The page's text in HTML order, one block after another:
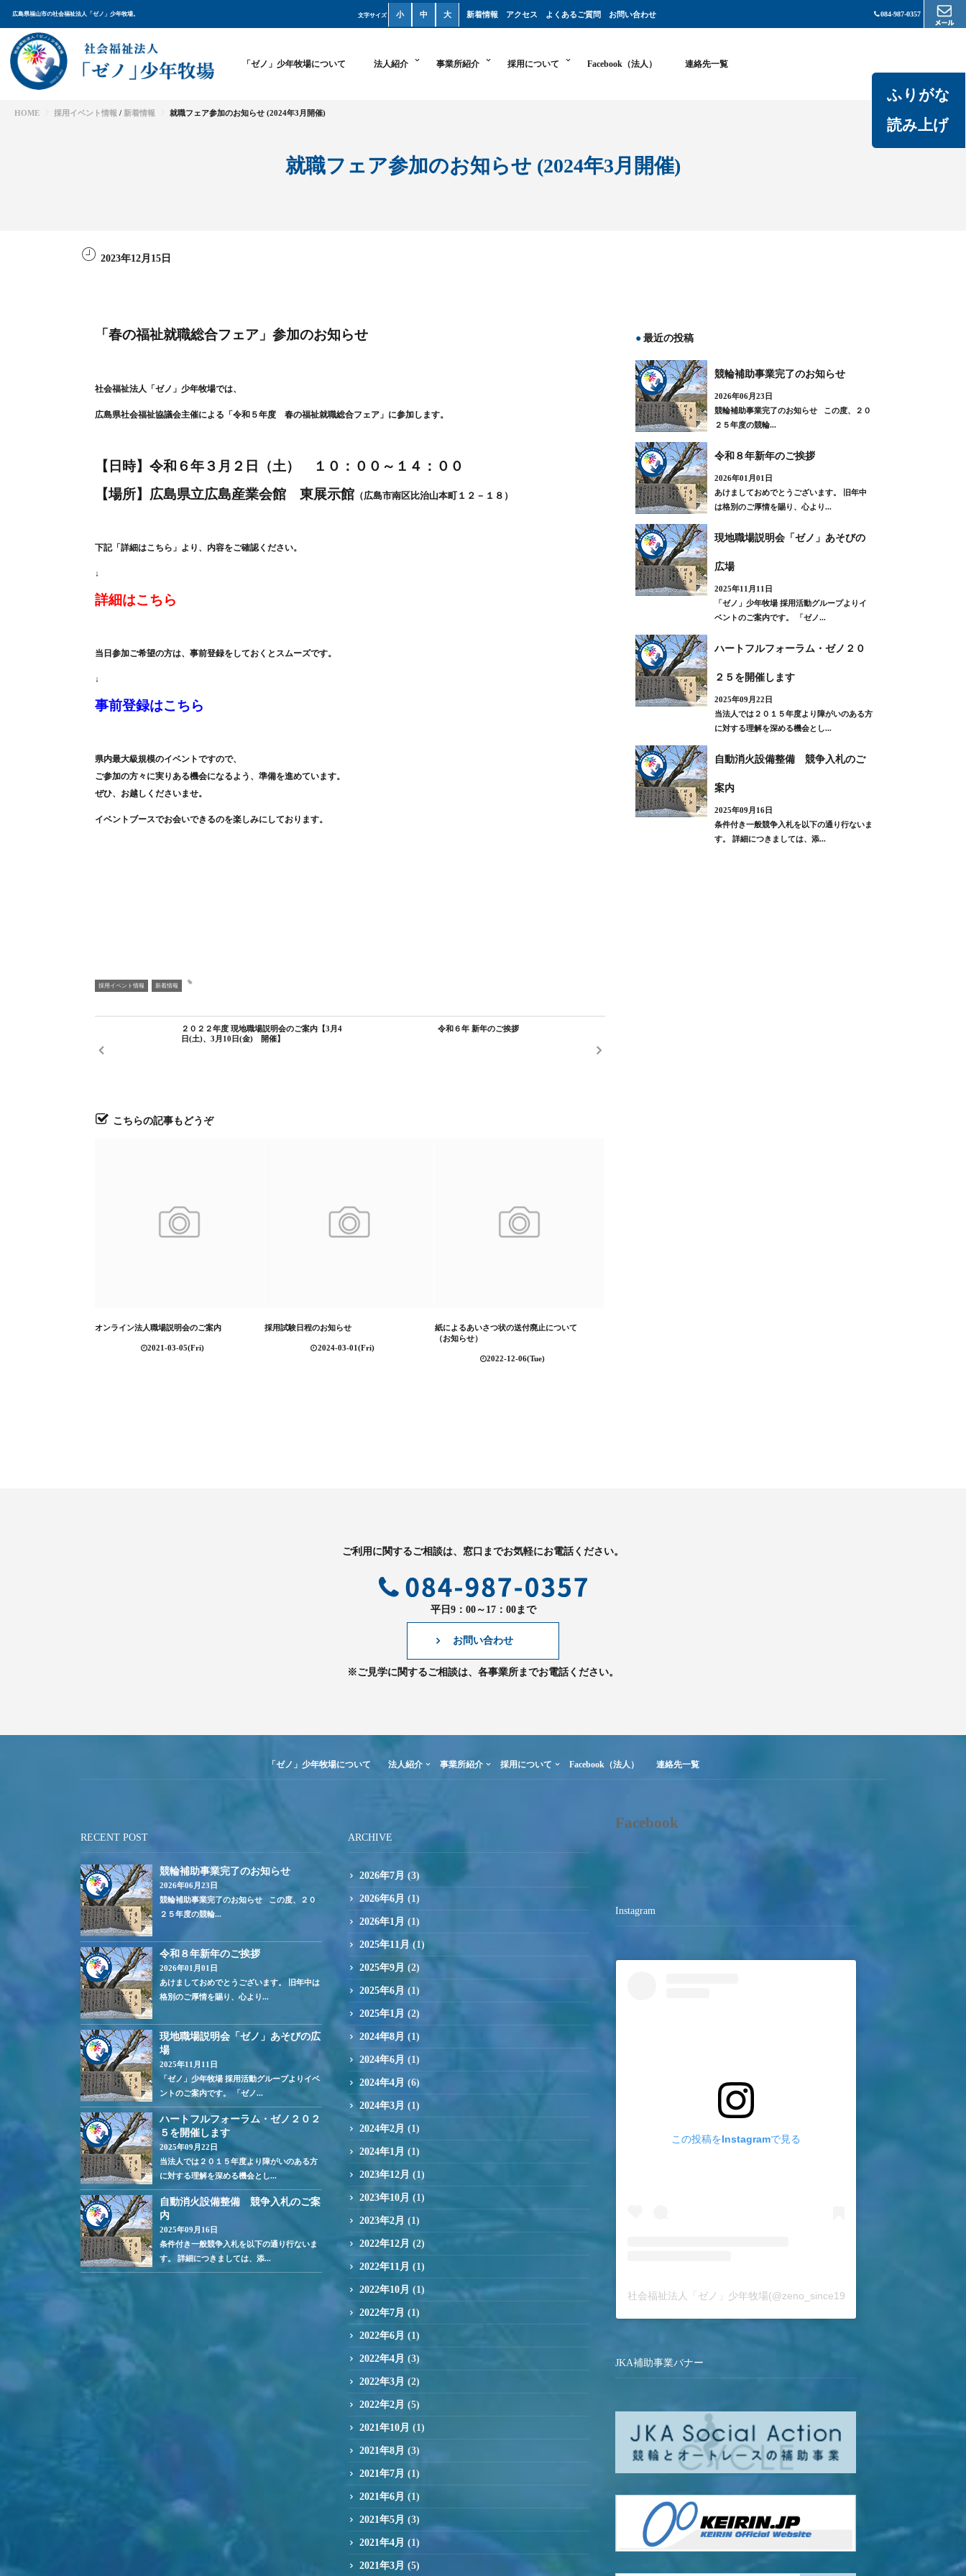
ふりがな
読み上げ
広島県福山市の社会福祉法人「ゼノ」少年牧場。 文字サイズ 小 中 大 新着情報 アクセス よくあるご質問 お問い合わせ 084-987-0357
「ゼノ」少年牧場について 法人紹介 事業所紹介 採用について Facebook（法人） 連絡先一覧
HOME 採用イベント情報 / 新着情報 就職フェア参加のお知らせ (2024年3月開催)
就職フェア参加のお知らせ (2024年3月開催)
2023年12月15日
「春の福祉就職総合フェア」参加のお知らせ
社会福祉法人「ゼノ」少年牧場では、
広島県社会福祉協議会主催による「令和５年度 春の福祉就職総合フェア」に参加します。
【日時】令和６年３月２日（土） １０：００～１４：００
【場所】広島県立広島産業会館 東展示館 （広島市南区比治山本町１２－１８）
下記「詳細はこちら」より、内容をご確認ください。
↓
詳細はこちら
当日参加ご希望の方は、事前登録をしておくとスムーズです。
↓
事前登録はこちら
県内最大級規模のイベントですので、
ご参加の方々に実りある機会になるよう、準備を進めています。
ぜひ、お越しくださいませ。
イベントブースでお会いできるのを楽しみにしております。
採用イベント情報 新着情報
２０２２年度 現地職場説明会のご案内【3月4
日(土)、3月10日(金) 開催】
令和６年 新年のご挨拶
こちらの記事もどうぞ
オンライン法人職場説明会のご案内
2021-03-05(Fri)
採用試験日程のお知らせ
2024-03-01(Fri)
紙によるあいさつ状の送付廃止について
（お知らせ）
2022-12-06(Tue)
最近の投稿
競輪補助事業完了のお知らせ
2026年06月23日
競輪補助事業完了のお知らせ この度、２０
２５年度の競輪...
令和８年新年のご挨拶
2026年01月01日
あけましておめでとうございます。 旧年中
は格別のご厚情を賜り、心より...
現地職場説明会「ゼノ」あそびの
広場
2025年11月11日
「ゼノ」少年牧場 採用活動グループよりイ
ベントのご案内です。 「ゼノ...
ハートフルフォーラム・ゼノ２０
２５を開催します
2025年09月22日
当法人では２０１５年度より障がいのある方
に対する理解を深める機会とし...
自動消火設備整備 競争入札のご
案内
2025年09月16日
条件付き一般競争入札を以下の通り行ないま
す。 詳細につきましては、添...
ご利用に関するご相談は、窓口までお気軽にお電話ください。
平日9：00～17：00まで
お問い合わせ
※ご見学に関するご相談は、各事業所までお電話ください。
「ゼノ」少年牧場について 法人紹介 事業所紹介 採用について Facebook（法人） 連絡先一覧
RECENT POST
競輪補助事業完了のお知らせ
2026年06月23日
競輪補助事業完了のお知らせ この度、２０
２５年度の競輪...
令和８年新年のご挨拶
2026年01月01日
あけましておめでとうございます。 旧年中は
格別のご厚情を賜り、心より...
現地職場説明会「ゼノ」あそびの広
場
2025年11月11日
「ゼノ」少年牧場 採用活動グループよりイベ
ントのご案内です。 「ゼノ...
ハートフルフォーラム・ゼノ２０２
５を開催します
2025年09月22日
当法人では２０１５年度より障がいのある方
に対する理解を深める機会とし...
自動消火設備整備 競争入札のご案
内
2025年09月16日
条件付き一般競争入札を以下の通り行ないま
す。 詳細につきましては、添...
ARCHIVE
2026年7月 (3)
2026年6月 (1)
2026年1月 (1)
2025年11月 (1)
2025年9月 (2)
2025年6月 (1)
2025年1月 (2)
2024年8月 (1)
2024年6月 (1)
2024年4月 (6)
2024年3月 (1)
2024年2月 (1)
2024年1月 (1)
2023年12月 (1)
2023年10月 (1)
2023年2月 (1)
2022年12月 (2)
2022年11月 (1)
2022年10月 (1)
2022年7月 (1)
2022年6月 (1)
2022年4月 (3)
2022年3月 (2)
2022年2月 (5)
2021年10月 (1)
2021年8月 (3)
2021年7月 (1)
2021年6月 (1)
2021年5月 (3)
2021年4月 (1)
2021年3月 (5)
Facebook
Instagram
この投稿をInstagramで見る
社会福祉法人「ゼノ」少年牧場(@zeno_since1962)がシェアした投稿
JKA補助事業バナー